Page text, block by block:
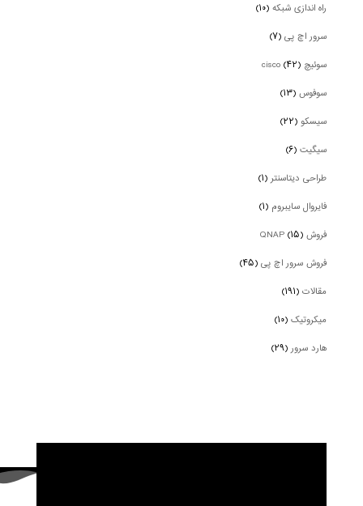
راه اندازی شبکه(۱۰)
سرور اچ پی(۷)
سوئیچ cisco (۴۲)
سوفوس(۱۳)
سیسکو(۲۲)
سیگیت(۶)
طراحی دیتاسنتر(۱)
فایروال سایبروم (۱)
فروش QNAP (۱۵)
فروش سرور اچ پی(۴۵)
مقالات(۱۹۱)
میکروتیک(۱۰)
هارد سرور(۲۹)